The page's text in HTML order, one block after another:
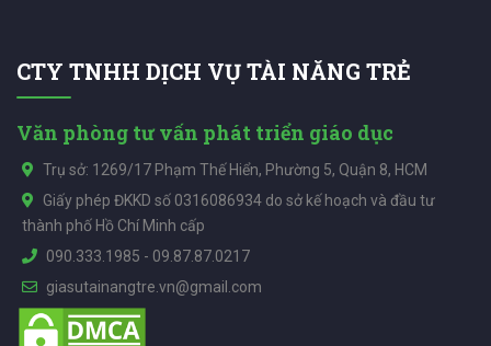
CTY TNHH DỊCH VỤ TÀI NĂNG TRẺ
Văn phòng tư vấn phát triển giáo dục
Trụ sở: 1269/17 Phạm Thế Hiển, Phường 5, Quận 8, HCM
Giấy phép ĐKKD số 0316086934 do sở kế hoạch và đầu tư
thành phố Hồ Chí Minh cấp
090.333.1985 - 09.87.87.0217
giasutainangtre.vn@gmail.com